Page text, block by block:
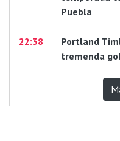
Puebla
22:38
Portland
tremenda